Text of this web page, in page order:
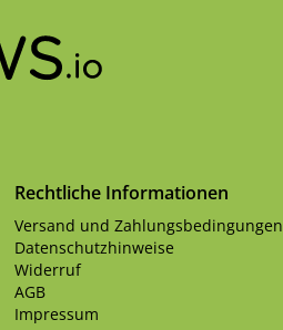
Rechtliche Informationen
Versand und Zahlungsbedingungen
Datenschutzhinweise
Widerruf
AGB
Impressum